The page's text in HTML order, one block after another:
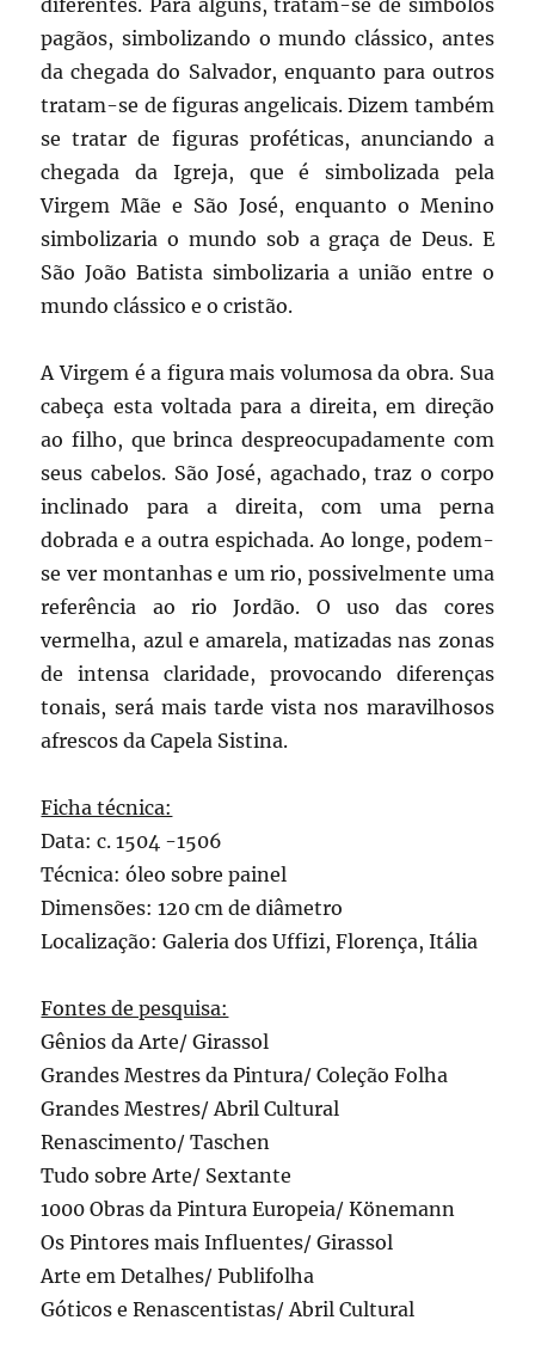
diferentes. Para alguns, tratam-se de símbolos
pagãos, simbolizando o mundo clássico, antes
da chegada do Salvador, enquanto para outros
tratam-se de figuras angelicais. Dizem também
se tratar de figuras proféticas, anunciando a
chegada da Igreja, que é simbolizada pela
Virgem Mãe e São José, enquanto o Menino
simbolizaria o mundo sob a graça de Deus. E
São João Batista simbolizaria a união entre o
mundo clássico e o cristão.
A Virgem é a figura mais volumosa da obra. Sua
cabeça esta voltada para a direita, em direção
ao filho, que brinca despreocupadamente com
seus cabelos. São José, agachado, traz o corpo
inclinado para a direita, com uma perna
dobrada e a outra espichada. Ao longe, podem-
se ver montanhas e um rio, possivelmente uma
referência ao rio Jordão. O uso das cores
vermelha, azul e amarela, matizadas nas zonas
de intensa claridade, provocando diferenças
tonais, será mais tarde vista nos maravilhosos
afrescos da Capela Sistina.
Ficha técnica:
Data: c. 1504 -1506
Técnica: óleo sobre painel
Dimensões: 120 cm de diâmetro
Localização: Galeria dos Uffizi, Florença, Itália
Fontes de pesquisa:
Gênios da Arte/ Girassol
Grandes Mestres da Pintura/ Coleção Folha
Grandes Mestres/ Abril Cultural
Renascimento/ Taschen
Tudo sobre Arte/ Sextante
1000 Obras da Pintura Europeia/ Könemann
Os Pintores mais Influentes/ Girassol
Arte em Detalhes/ Publifolha
Góticos e Renascentistas/ Abril Cultural